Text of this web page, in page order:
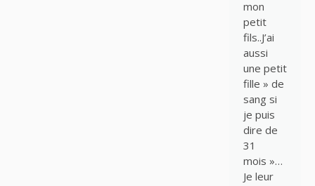
mon
petit
fils..J’ai
aussi
une petit
fille » de
sang si
je puis
dire de
31
mois »…
Je leur